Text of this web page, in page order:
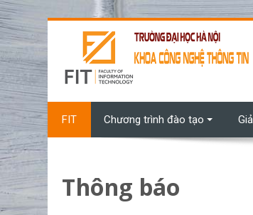
Chuyển tới nội dung chính
FIT Chương trình đào tạo
Thông báo